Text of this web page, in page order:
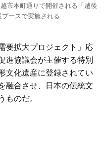
市本町通りで開催される「越後
ースで実施される
要拡大プロジェクト」応
進協議会が主催する特別
文化遺産に登録されてい
融合させ、日本の伝統文
ものだ。